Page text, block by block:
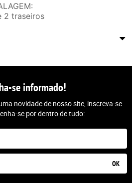
2 traseiros
se informado!
novidade de nosso site, inscreva-se
se por dentro de tudo:
OK